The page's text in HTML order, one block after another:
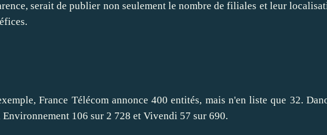
serait depublier non seulement le nombre de filiales et leur
France Télécom annonce 400 entités, mais n'en liste que 32.
106 sur 2 728 et Vivendi 57 sur 690.